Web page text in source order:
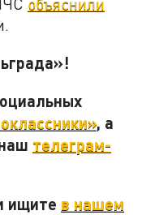
объяснили
, а
телеграм-
ищите в нашем